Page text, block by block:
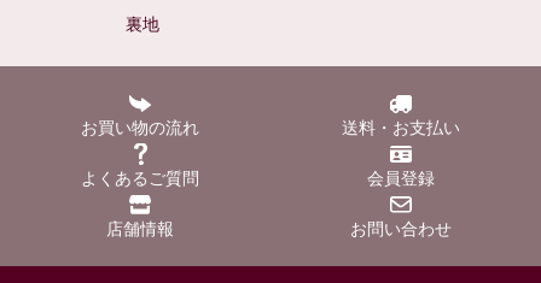
裏地
お買い物の流れ 送料・お支払い
よくあるご質問 会員登録
店舗情報 お問い合わせ